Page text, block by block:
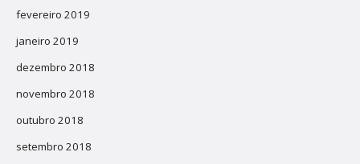
fevereiro 2019
janeiro 2019
dezembro 2018
novembro 2018
outubro 2018
setembro 2018